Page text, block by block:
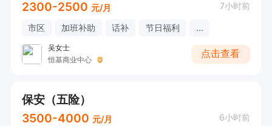
2300-2500 元/月 7小时前
市区 加班补助 话补 节日福利 ...
吴女士
恒基商业中心
点击查看
保安（五险）
3500-4000 元/月 6小时前